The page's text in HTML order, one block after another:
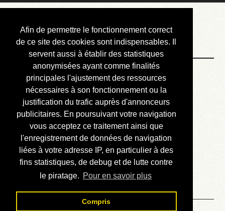
Afin de permettre le fonctionnement correct
de ce site des cookies sont indispensables. Il
servent aussi à établir des statistiques
anonymisées ayant comme finalités
principales l'ajustement des ressources
nécessaires à son fonctionnement ou la
justification du trafic auprès d'annonceurs
publicitaires. En poursuivant votre navigation
vous acceptez ce traitement ainsi que
l'enregistrement de données de navigation
liées à votre adresse IP, en particulier à des
fins statistiques, de debug et de lutte contre
le piratage. Pour en savoir plus
Compris
Courbis, « LE »
Blog Officiel
Bienvenue
Réalisations
Divers (et d’été)
Annonces
Liens externes
Téléchargement
Contact